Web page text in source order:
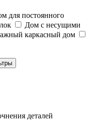
для постоянного
Дом с несущими
каркасный дом
деталей